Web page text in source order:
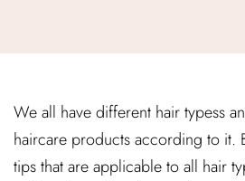
We all have different hair typess
haircare products according to it.
tips that are applicable to all hair